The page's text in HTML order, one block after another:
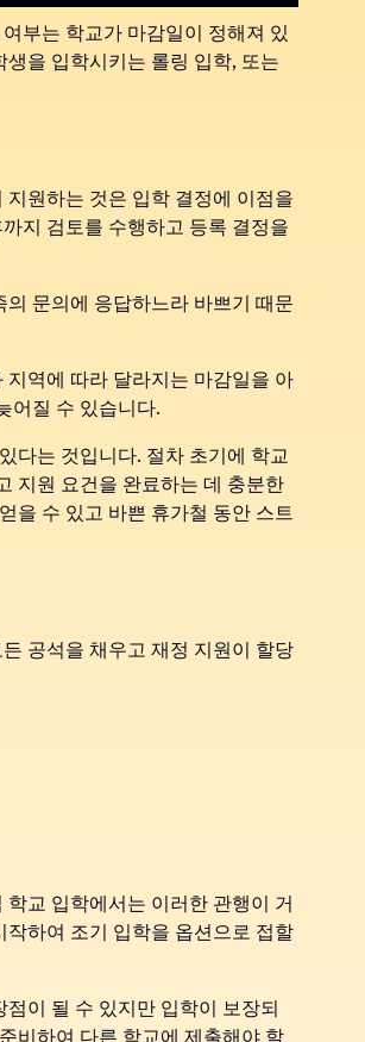
부는 학교가 마감일이 정해져 있
을 입학시키는 롤링 입학, 또는
원하는 것은 입학 결정에 이점을
지 검토를 수행하고 등록 결정을
문의에 응답하느라 바쁘기 때문
역에 따라 달라지는 마감일을 아
어질 수 있습니다.
다는 것입니다. 절차 초기에 학교
지원 요건을 완료하는 데 충분한
을 수 있고 바쁜 휴가철 동안 스트
공석을 채우고 재정 지원이 할당
교 입학에서는 이러한 관행이 거
하여 조기 입학을 옵션으로 접할
이 될 수 있지만 입학이 보장되
비하여 다른 학교에 제출해야 할